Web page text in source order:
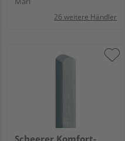
26 weitere Händler